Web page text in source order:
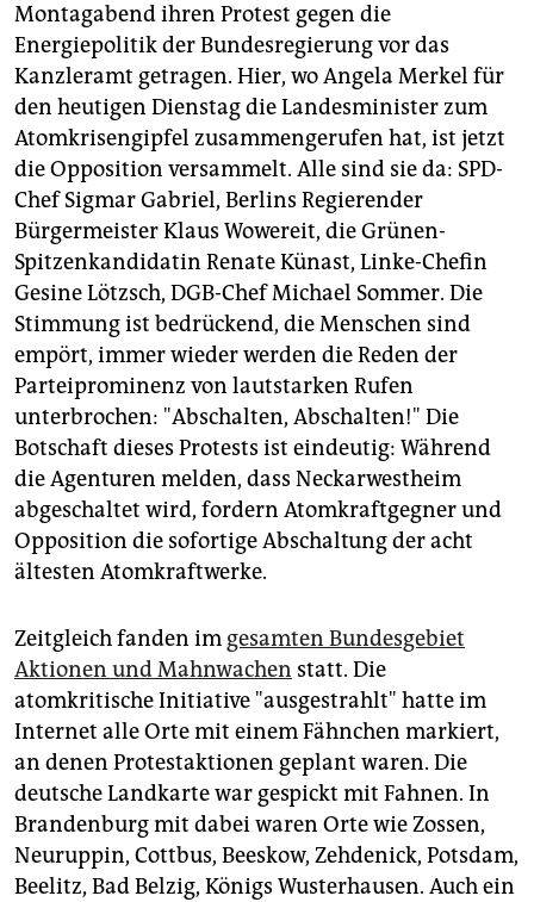
Montagabend ihren Protest gegen die
Energiepolitik der Bundesregierung vor das
Kanzleramt getragen. Hier, wo Angela Merkel für
den heutigen Dienstag die Landesminister zum
Atomkrisengipfel zusammengerufen hat, ist jetzt
die Opposition versammelt. Alle sind sie da: SPD-
Chef Sigmar Gabriel, Berlins Regierender
Bürgermeister Klaus Wowereit, die Grünen-
Spitzenkandidatin Renate Künast, Linke-Chefin
Gesine Lötzsch, DGB-Chef Michael Sommer. Die
Stimmung ist bedrückend, die Menschen sind
empört, immer wieder werden die Reden der
Parteiprominenz von lautstarken Rufen
unterbrochen: "Abschalten, Abschalten!" Die
Botschaft dieses Protests ist eindeutig: Während
die Agenturen melden, dass Neckarwestheim
abgeschaltet wird, fordern Atomkraftgegner und
Opposition die sofortige Abschaltung der acht
ältesten Atomkraftwerke.
Zeitgleich fanden im gesamten Bundesgebiet
Aktionen und Mahnwachen statt. Die
atomkritische Initiative "ausgestrahlt" hatte im
Internet alle Orte mit einem Fähnchen markiert,
an denen Protestaktionen geplant waren. Die
deutsche Landkarte war gespickt mit Fahnen. In
Brandenburg mit dabei waren Orte wie Zossen,
Neuruppin, Cottbus, Beeskow, Zehdenick, Potsdam,
Beelitz, Bad Belzig, Königs Wusterhausen. Auch ein